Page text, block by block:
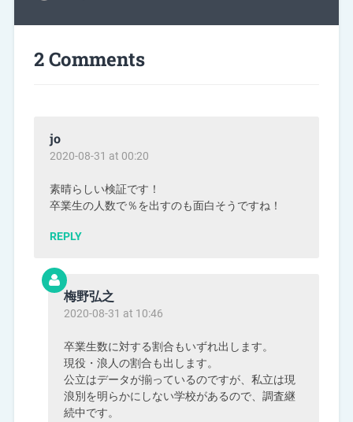
2 Comments
jo
2020-08-31 at 00:20
素晴らしい検証です！
卒業生の人数で％を出すのも面白そうですね！
REPLY
梅野弘之
2020-08-31 at 10:46
卒業生数に対する割合もいずれ出します。
現役・浪人の割合も出します。
公立はデータが揃っているのですが、私立は現
浪別を明らかにしない学校があるので、調査継
続中です。